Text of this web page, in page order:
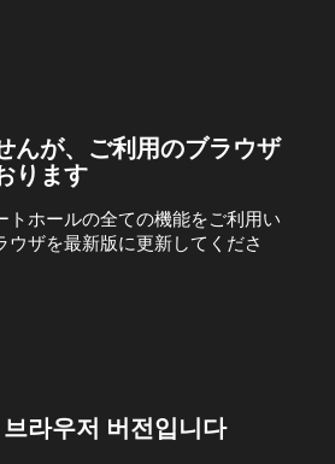
んが、ご利用のブラウザ
ります
トホールの全ての機能をご利用い
ウザを最新版に更新してくださ
라우저 버전입니다